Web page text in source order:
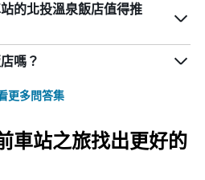
的北投溫泉飯店值得推
嗎？
更多問答集
車站之旅找出更好的